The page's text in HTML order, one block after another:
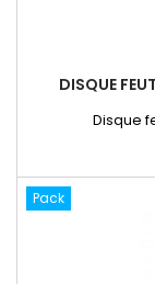
DISQUE
Disque
Pack